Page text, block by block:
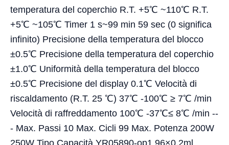
temperatura del coperchio R.T. +5℃ ~110℃ R.T.
+5℃ ~105℃ Timer 1 s~99 min 59 sec (0 significa
infinito) Precisione della temperatura del blocco
±0.5℃ Precisione della temperatura del coperchio
±1.0℃ Uniformità della temperatura del blocco
±0.5℃ Precisione del display 0.1℃ Velocità di
riscaldamento (R.T. 25 ℃) 37℃ -100℃ ≥ 7℃ /min
Velocità di raffreddamento 100℃ -37℃≤ 8℃ /min --
- Max. Passi 10 Max. Cicli 99 Max. Potenza 200W